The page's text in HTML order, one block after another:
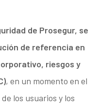
de Prosegur, se
de referencia en
riesgos y
, en un momento en el
los usuarios y los